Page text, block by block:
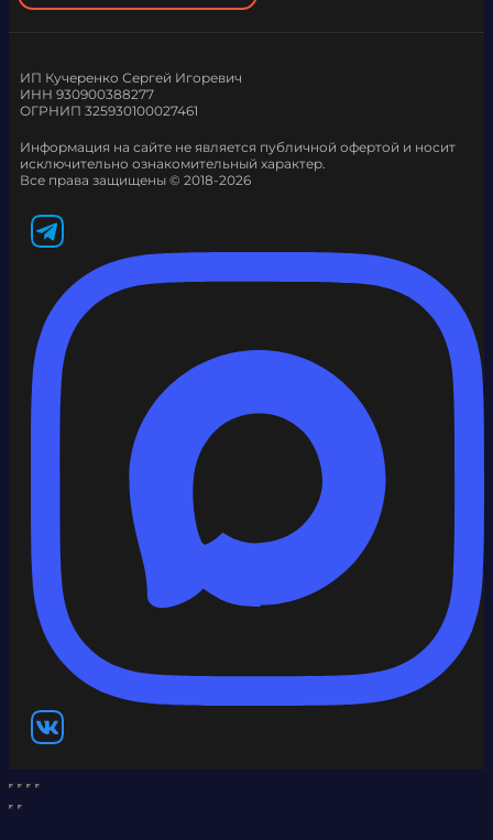
ИП Кучеренко Сергей Игоревич
ИНН 930900388277
ОГРНИП 325930100027461
Информация на сайте не является публичной офертой и носит
исключительно ознакомительный характер.
Все права защищены © 2018-2026